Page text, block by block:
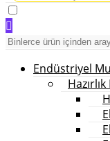
Endüstriyel